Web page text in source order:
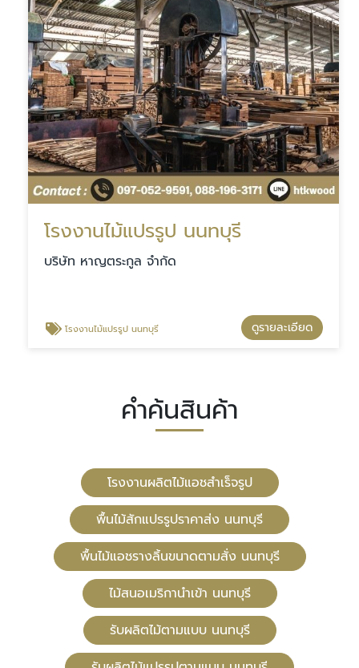
โรงงานไม้แปรรูป นนทบุรี
บริษัท หาญตระกูล จำกัด
โรงงานไม้แปรรูป นนทบุรี ดูรายละเอียด
คำค้นสินค้า
โรงงานผลิตไม้แอชสำเร็จรูป
พื้นไม้สักแปรรูปราคาส่ง นนทบุรี
พื้นไม้แอชรางลิ้นขนาดตามสั่ง นนทบุรี
ไม้สนอเมริกานำเข้า นนทบุรี
รับผลิตไม้ตามแบบ นนทบุรี